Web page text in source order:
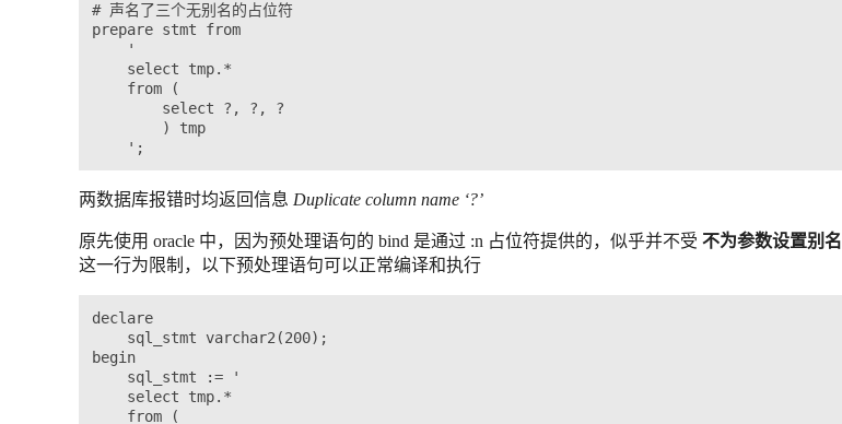
# 声名了三个无别名的占位符
prepare stmt from
    '
    select tmp.*
    from (
        select ?, ?, ?
        ) tmp
两数据库报错时均返回信息 Duplicate column name ‘?’
原先使用 oracle 中，因为预处理语句的 bind 是通过 :n 占位符提供的，似乎并不受 不为参数设置别名
这一行为限制，以下预处理语句可以正常编译和执行
declare
    sql_stmt varchar2(200);
begin
    sql_stmt := '
    select tmp.*
    from (